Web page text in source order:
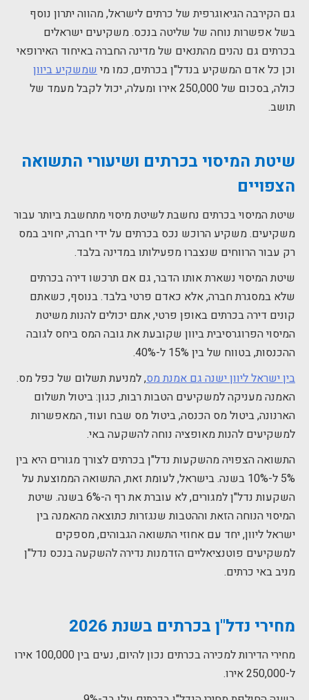
גם הקירבה הגיאוגרפית של כרתים לישראל, מהווה יתרון נוסף
בשל אפשרות נוחה של שליטה בנכס. משקיעים ישראלים
בכרתים גם נהנים מהתנאים של מדינה החברה באיחוד האירופאי
וכן כל אדם המשקיע בנדל"ן בכרתים, כמו מישמשקיע ביוון
כולה, בסכום של 250,000 אירו ומעלה, יכול לקבל מעמד של
תושב.
שיטת המיסוי בכרתים ושיעורי התשואה
הצפויים
שיטת המיסוי בכרתים נחשבת לשיטת מיסוי מתחשבת ביותר עבור
משקיעים. משקיע הרוכש נכס בכרתים על ידי חברה, יחויב במס
רק עבור הרווחים שנצברו מפעילותו במדינה בלבד.
שיטת המיסוי נשארת אותו הדבר, גם אם תרכשו דירה בכרתים
שלא במסגרת חברה, אלא כאדם פרטי בלבד. בנוסף, כשאתם
קונים דירה בכרתים באופן פרטי, אתם יכולים להנות משיטת
המיסוי הפרוגרסיבית ביוון שקובעת את גובה המס ביחס לגובה
ההכנסות, בטווח של בין 15% ל-40%.
בין ישראל ליוון ישנה גם אמנת מס, למניעת תשלום של כפל מס.
האמנה מעניקה למשקיעים הטבות רבות, כגון: ביטול תשלום
הארנונה, ביטול מס הכנסה, ביטול מס שבח ועוד, המאפשרות
למשקיעים להנות מאופציה נוחה להשקעה באי.
התשואה הצפויה מהשקעות נדל"ן בכרתים לצורך מגורים היא בין
5% ל-10% בשנה. בישראל, לעומת זאת, התשואה הממוצעת על
השקעות נדל"ן למגורים, לא עוברת את רף ה-6% בשנה. שיטת
המיסוי הנוחה הזאת וההטבות שנגזרות כתוצאה מהאמנה בין
ישראל ליוון, יחד עם אחוזי התשואה הגבוהים, מספקים
למשקיעים פוטנציאליים הזדמנות נדירה להשקעה בנכס נדל"ן
מניב באי כרתים.
מחירי נדל"ן בכרתים בשנת 2026
מחירי הדירות למכירה בכרתים נכון להיום, נעים בין 100,000 אירו
ל-250,000 אירו.